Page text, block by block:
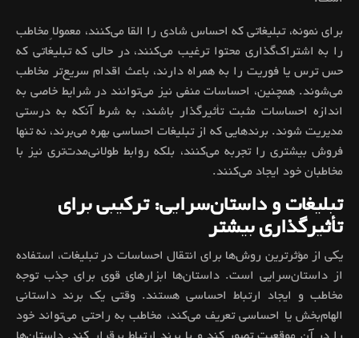
برای نمونه، تبلیغاتی که احساس شادی را القا می‌کنند، معمولاً مخاطب
را به اشتراک‌گذاری محتوا ترغیب می‌کنند، در حالی که تبلیغاتی که
حس ترس یا فوریت را به همراه دارند، باعث اقدام سریع‌تر مخاطب
می‌شوند. همچنین، احساسات منفی نیز می‌توانند در شرایط خاصی به
اندازه احساسات مثبت تأثیرگذار باشند، به شرط آنکه به درستی
مدیریت شوند. برندهایی که از تبلیغات احساسی بهره می‌برند، نه تنها
فروش بیشتری را تجربه می‌کنند، بلکه روابط طولانی‌مدت‌تری نیز با
مخاطبان خود ایجاد می‌کنند.
تبلیغات و داستان‌سرایی: ترکیبی برای
تأثیرگذاری بیشتر
یکی از مؤثرترین روش‌ها برای انتقال احساسات در تبلیغات، استفاده
از داستان‌سرایی است. داستان‌ها ابزارهای قوی برای جذب توجه
مخاطب و ایجاد ارتباط احساسی هستند. وقتی یک برند داستانی
الهام‌بخش یا احساسی تعریف می‌کند، مخاطب به راحتی می‌تواند خود